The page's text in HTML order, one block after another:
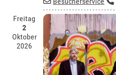
Freitag
2
Oktober
2026